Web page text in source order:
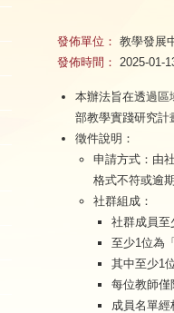
發佈單位： 教學發展
發佈時間： 2025-01-
本辦法旨在透過區
部教學實踐研究計
徵件說明：
申請方式：由
格式不符或逾
社群組成：
社群成員至
至少1位為
其中至少1
每位教師僅
成員名單經